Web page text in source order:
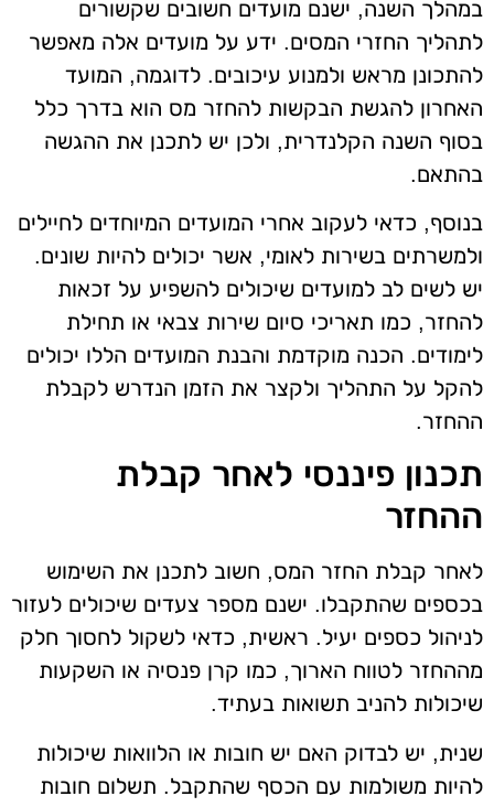
במהלך השנה, ישנם מועדים חשובים שקשורים
לתהליך החזרי המסים. ידע על מועדים אלה מאפשר
להתכונן מראש ולמנוע עיכובים. לדוגמה, המועד
האחרון להגשת הבקשות להחזר מס הוא בדרך כלל
בסוף השנה הקלנדרית, ולכן יש לתכנן את ההגשה
בהתאם.
בנוסף, כדאי לעקוב אחרי המועדים המיוחדים לחיילים
ולמשרתים בשירות לאומי, אשר יכולים להיות שונים.
יש לשים לב למועדים שיכולים להשפיע על זכאות
להחזר, כמו תאריכי סיום שירות צבאי או תחילת
לימודים. הכנה מוקדמת והבנת המועדים הללו יכולים
להקל על התהליך ולקצר את הזמן הנדרש לקבלת
ההחזר.
תכנון פיננסי לאחר קבלת
ההחזר
לאחר קבלת החזר המס, חשוב לתכנן את השימוש
בכספים שהתקבלו. ישנם מספר צעדים שיכולים לעזור
לניהול כספים יעיל. ראשית, כדאי לשקול לחסוך חלק
מההחזר לטווח הארוך, כמו קרן פנסיה או השקעות
שיכולות להניב תשואות בעתיד.
שנית, יש לבדוק האם יש חובות או הלוואות שיכולות
להיות משולמות עם הכסף שהתקבל. תשלום חובות